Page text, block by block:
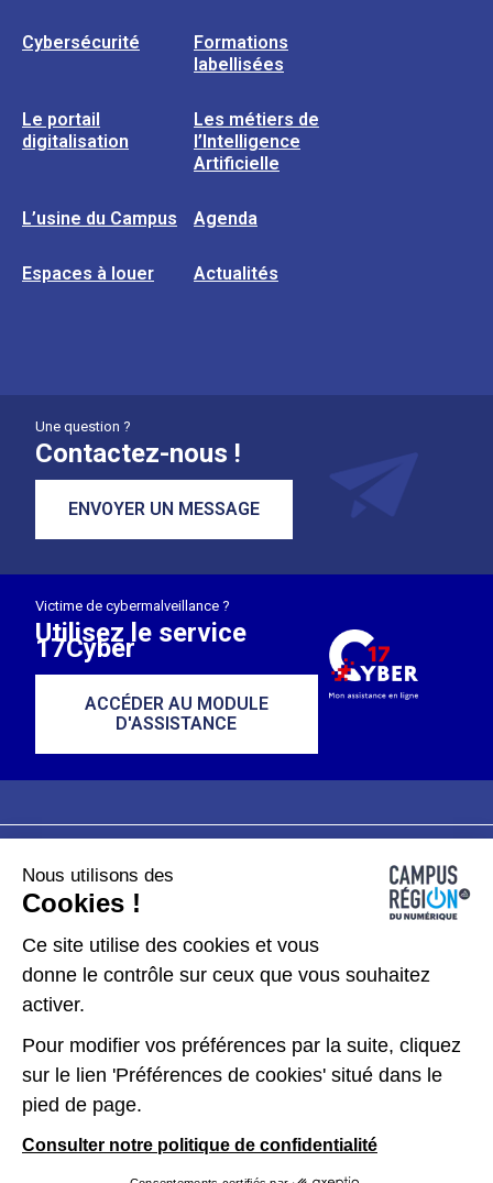
Cybersécurité
Formations
labellisées
Le portail
digitalisation
Les métiers de
l’Intelligence
Artificielle
L’usine du Campus Agenda
Espaces à louer Actualités
Une question ?
Contactez-nous !
ENVOYER UN MESSAGE
Victime de cybermalveillance ?
Utilisez le service
17Cyber
ACCÉDER AU MODULE
D'ASSISTANCE
Plan du site
Données personnelles
Gérer les cookies
Kit de communication
Accessibilité : partiellement conforme
Nous utilisons des
Cookies !
Ce site utilise des cookies et vous
donne le contrôle sur ceux que vous souhaitez
activer.
Pour modifier vos préférences par la suite, cliquez
sur le lien 'Préférences de cookies' situé dans le
pied de page.
Consulter notre politique de confidentialité